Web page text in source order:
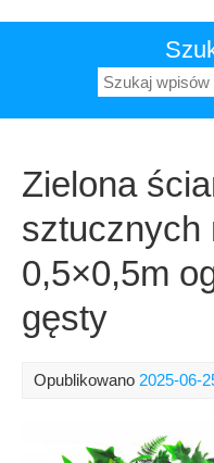
Szukaj:
Zielona
sztucznych
0,5×0,5m
gęsty
Opublikowano 2025-06-